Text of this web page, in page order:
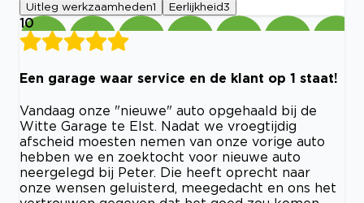
Uitleg werkzaamheden1 Eerlijkheid3
10
Een garage waar service en de klant op 1 staat!
Vandaag onze "nieuwe" auto opgehaald bij de
Witte Garage te Elst. Nadat we vroegtijdig
afscheid moesten nemen van onze vorige auto
hebben we en zoektocht voor nieuwe auto
neergelegd bij Peter. Die heeft oprecht naar
onze wensen geluisterd, meegedacht en ons het